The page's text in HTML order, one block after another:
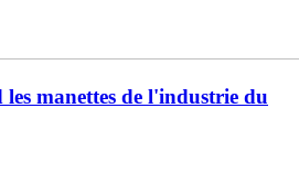
manettes de l'industrie du